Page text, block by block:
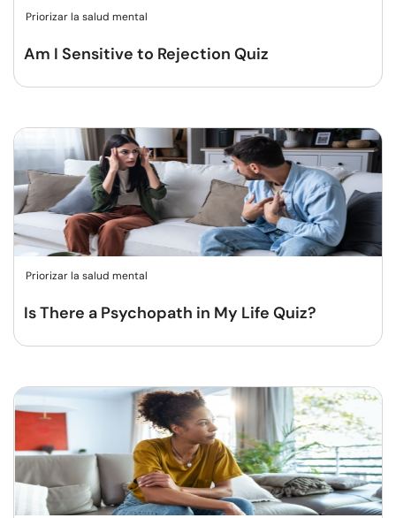
Priorizar la salud mental
Am I Sensitive to Rejection Quiz
Priorizar la salud mental
Is There a Psychopath in My Life Quiz?